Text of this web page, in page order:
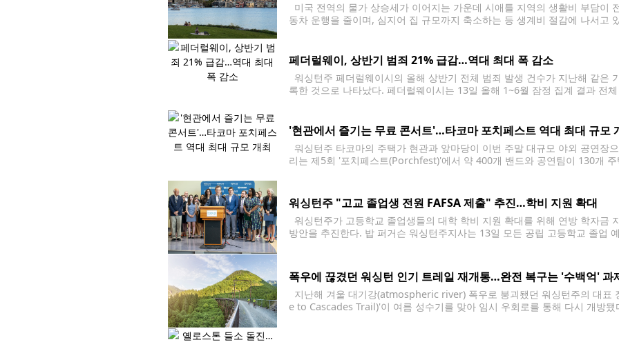
미국 전역의 물가 상승세가 이어지는 가운데 시애틀 지역의 생활비 부담이
동차 운행을 줄이며, 심지어 집 규모까지 축소하는 등 생계비 절감에 나서고
페더럴웨이, 상반기 범죄 21% 급감…역대 최대 폭 감소
워싱턴주 페더럴웨이시의 올해 상반기 전체 범죄 발생 건수가 지난해 같은
록한 것으로 나타났다. 페더럴웨이시는 13일 올해 1~6월 잠정 집계 결과 전
'현관에서 즐기는 무료 콘서트'…타코마 포치페스트 역대 최대 규모
워싱턴주 타코마의 주택가 현관과 앞마당이 이번 주말 대규모 야외 공연장
리는 제5회 '포치페스트(Porchfest)'에서 약 400개 밴드와 공연팀이 130개
워싱턴주 "고교 졸업생 전원 FAFSA 제출" 추진…학비 지원 확대
워싱턴주가 고등학교 졸업생들의 대학 학비 지원 확대를 위해 연방 학자금
방안을 추진한다. 밥 퍼거슨 워싱턴주지사는 13일 모든 공립 고등학교 졸업
폭우에 끊겼던 워싱턴 인기 트레일 재개통…완전 복구는 '수백억' 과
지난해 겨울 대기강(atmospheric river) 폭우로 붕괴됐던 워싱턴주의 대표
e to Cascades Trail)'이 여름 성수기를 맞아 임시 우회로를 통해 다시 개방